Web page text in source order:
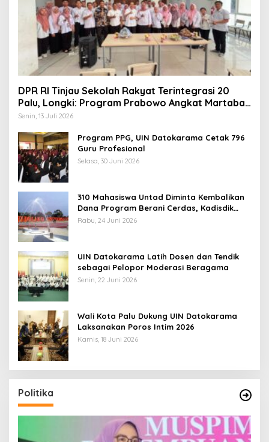
DPR RI Tinjau Sekolah Rakyat Terintegrasi 20
Palu, Longki: Program Prabowo Angkat Martabat
Anak Miskin
Senin, 13 Juli 2026
Program PPG, UIN Datokarama Cetak 796
Guru Profesional
Selasa, 30 Juni 2026
310 Mahasiswa Untad Diminta Kembalikan
Dana Program Berani Cerdas, Kadisdik
Sulteng: Tidak Boleh Terima Beasiswa
Rabu, 24 Juni 2026
UIN Datokarama Latih Dosen dan Tendik
sebagai Pelopor Moderasi Beragama
Senin, 22 Juni 2026
Wali Kota Palu Dukung UIN Datokarama
Laksanakan Poros Intim 2026
Kamis, 18 Juni 2026
Politika